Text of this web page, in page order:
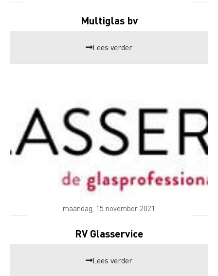
Multiglas bv
Lees verder
maandag, 15 november 2021
RV Glasservice
Lees verder